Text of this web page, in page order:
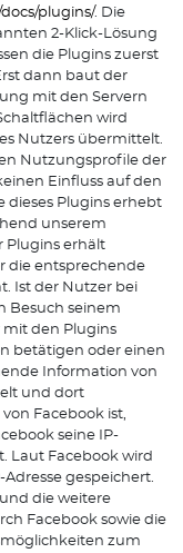
plugins/. Die
2-Klick-Lösung
die Plugins zuerst
dann baut der
mit den Servern
wird
Nutzers übermittelt.
Nutzungsprofile der
Einfluss auf den
dieses Plugins erhebt
unserem
Plugins erhält
die entsprechende
Ist der Nutzer bei
Besuch seinem
mit den Plugins
betätigen oder einen
Information von
und dort
Facebook ist,
seine IP-
Laut Facebook wird
gespeichert.
die weitere
Facebook sowie die
zum